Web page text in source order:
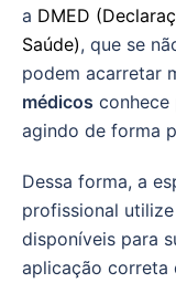
a DMED
Saúde), que se
podem acarretar
médicos conhece
agindo de forma
Dessa forma, a
profissional
disponíveis para
aplicação correta